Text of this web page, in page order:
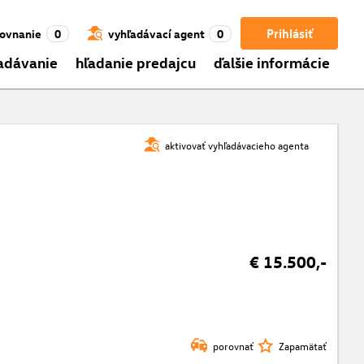
Prihlásiť
0 vyhľadávací agent 0
hľadanie predajcu ďalšie informácie
aktivovať vyhľadávacieho agenta
€ 15.500,-
porovnať Zapamätať